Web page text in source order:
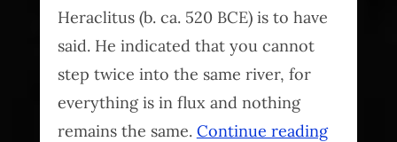
Heraclitus (b. ca. 520 BCE) is to have
said. He indicated that you cannot
step twice into the same river, for
everything is in flux and nothing
remains the same. Continue reading